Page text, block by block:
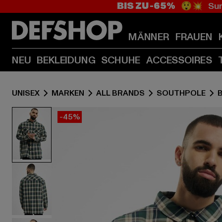
BIS ZU -65% 😲💥
MÄNNER FRAUEN
NEU BEKLEIDUNG SCHUHE ACCESSOIRES
UNISEX MARKEN ALL BRANDS SOUTHPOLE
-45%